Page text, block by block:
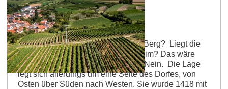
Dalheimer Kranzberg
Familie Kranz oder Craus auf dem Berg? Liegt die
Einzellage wie ein Kranz um Dalheim? Das wäre
eine schöne Erklärung, aber leider Nein. Die Lage
legt sich allerdings um eine Seite des Dorfes, von
Osten über Süden nach Westen. Sie wurde 1418 mit